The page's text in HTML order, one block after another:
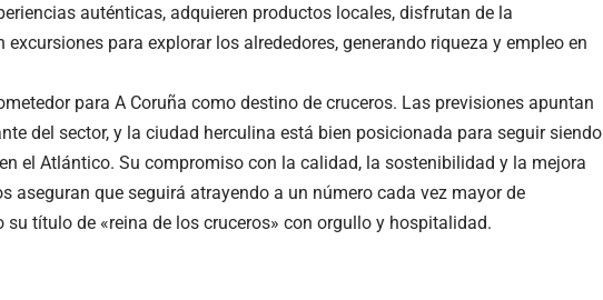
auténticas, adquieren productos locales, disfrutan de la
para explorar los alrededores, generando riqueza y empleo en
para A Coruña como destino de cruceros. Las previsiones apuntan
del sector, y la ciudad herculina está bien posicionada para seguir siendo
el Atlántico. Su compromiso con la calidad, la sostenibilidad y la mejora
aseguran que seguirá atrayendo a un número cada vez mayor de
título de «reina de los cruceros» con orgullo y hospitalidad.